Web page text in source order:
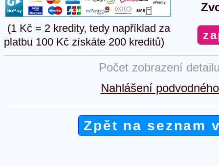
(1 Kč = 2 kredity, tedy například za
platbu 100 Kč získáte 200 kreditů)
Počet zobrazení
Nahlášení
Zpět na seznam